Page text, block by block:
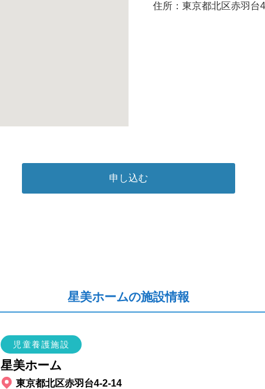
住所：東京都北区赤羽台
申し込む
星美ホームの施設情報
児童養護施設
星美ホーム
東京都北区赤羽台4-2-14